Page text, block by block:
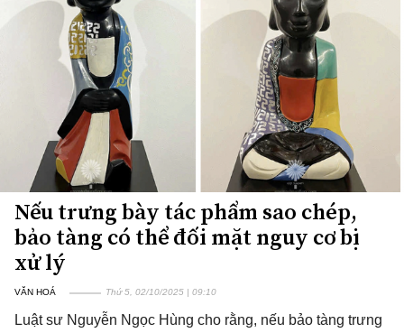
Nếu trưng bày tác phẩm sao chép,
bảo tàng có thể đối mặt nguy cơ bị
xử lý
VĂN HOÁ Thứ 5, 02/10/2025 | 09:10
Luật sư Nguyễn Ngọc Hùng cho rằng, nếu bảo tàng trưng